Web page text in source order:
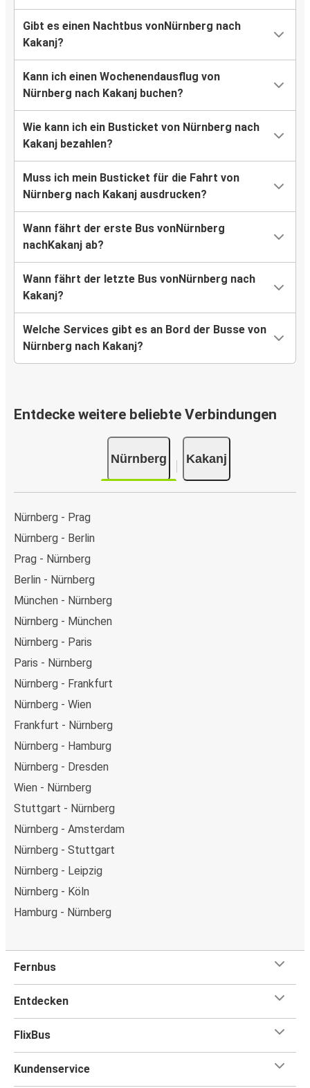
Gibt es einen Nachtbus vonNürnberg nach
Kakanj?
Kann ich einen Wochenendausflug von
Nürnberg nach Kakanj buchen?
Wie kann ich ein Busticket von Nürnberg nach
Kakanj bezahlen?
Muss ich mein Busticket für die Fahrt von
Nürnberg nach Kakanj ausdrucken?
Wann fährt der erste Bus vonNürnberg
nachKakanj ab?
Wann fährt der letzte Bus vonNürnberg nach
Kakanj?
Welche Services gibt es an Bord der Busse von
Nürnberg nach Kakanj?
Entdecke weitere beliebte Verbindungen
Nürnberg Kakanj
Nürnberg - Prag
Nürnberg - Berlin
Prag - Nürnberg
Berlin - Nürnberg
München - Nürnberg
Nürnberg - München
Nürnberg - Paris
Paris - Nürnberg
Nürnberg - Frankfurt
Nürnberg - Wien
Frankfurt - Nürnberg
Nürnberg - Hamburg
Nürnberg - Dresden
Wien - Nürnberg
Stuttgart - Nürnberg
Nürnberg - Amsterdam
Nürnberg - Stuttgart
Nürnberg - Leipzig
Nürnberg - Köln
Hamburg - Nürnberg
Fernbus
Entdecken
FlixBus
Kundenservice